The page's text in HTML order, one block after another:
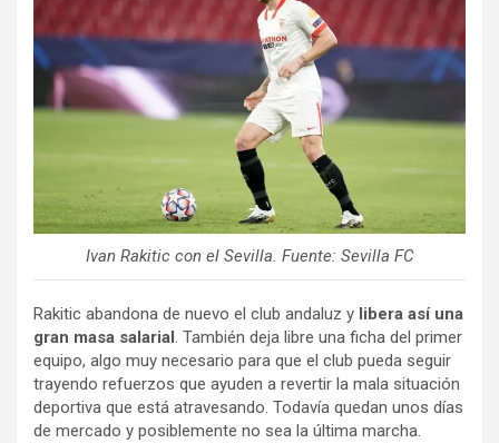
Ivan Rakitic con el Sevilla. Fuente: Sevilla FC
Rakitic abandona de nuevo el club andaluz y libera así una
gran masa salarial. También deja libre una ficha del primer
equipo, algo muy necesario para que el club pueda seguir
trayendo refuerzos que ayuden a revertir la mala situación
deportiva que está atravesando. Todavía quedan unos días
de mercado y posiblemente no sea la última marcha.